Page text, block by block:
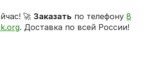
🚀 Заказать по телефону8
. Доставка по всей России!